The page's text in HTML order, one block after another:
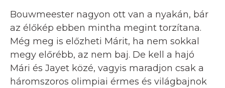
Bouwmeester nagyon ott van a nyakán, bár
az élőkép ebben mintha megint torzítana.
Még meg is előzheti Márit, ha nem sokkal
megy előrébb, az nem baj. De kell a hajó
Mári és Jayet közé, vagyis maradjon csak a
háromszoros olimpiai érmes és világbajnok